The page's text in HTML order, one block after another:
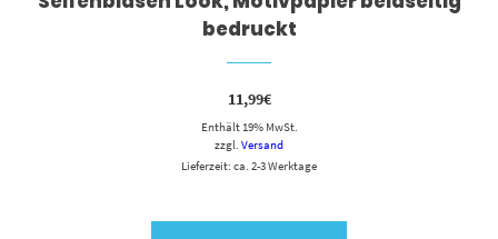
bedruckt
11,99€
Enthält 19% MwSt.
zzgl. Versand
Lieferzeit: ca. 2-3 Werktage